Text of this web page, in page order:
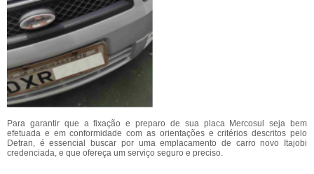
Para garantir que a fixação e preparo de sua placa Mercosul seja bem
efetuada e em conformidade com as orientações e critérios descritos pelo
Detran, é essencial buscar por uma emplacamento de carro novo Itajobi
credenciada, e que ofereça um serviço seguro e preciso.